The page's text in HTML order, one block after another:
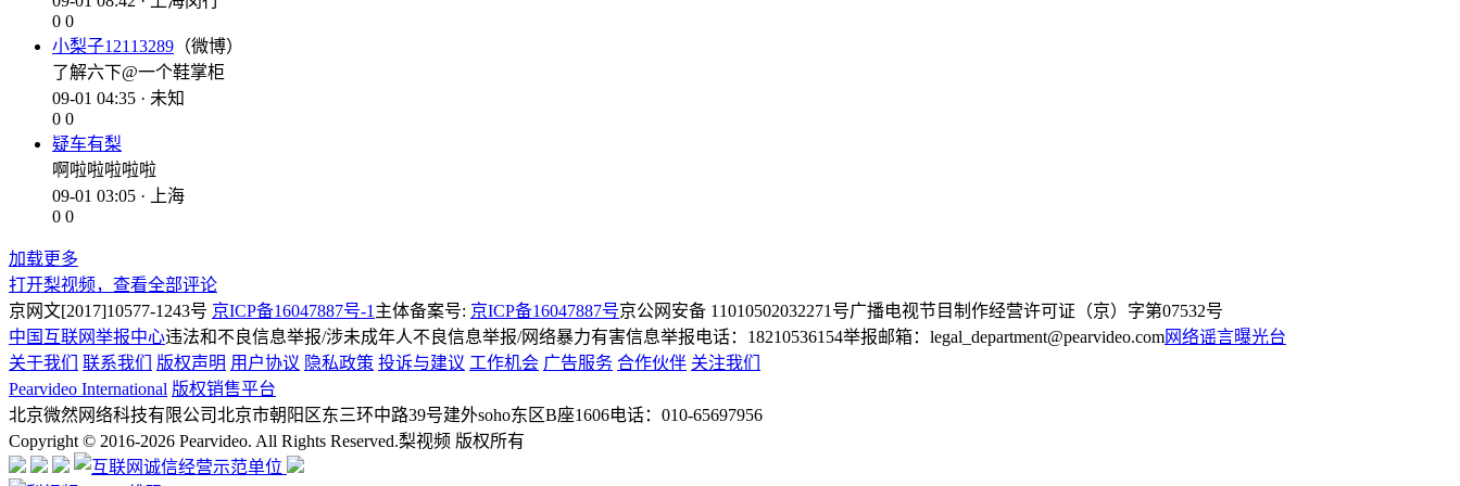
0 0
小梨子12113289 （微博）
了解六下@一个鞋掌柜
09-01 04:35 · 未知
0 0
疑车有梨
啊啦啦啦啦啦
09-01 03:05 · 上海
0 0
加载更多
打开梨视频，查看全部评论
京网文[2017]10577-1243号 京ICP备16047887号-1 主体备案号: 京ICP备16047887号京公网安备 11010502032271号广播电视节目制作经营许可证（京）字第07532号
中国互联网举报中心违法和不良信息举报/涉未成年人不良信息举报/网络暴力有害信息举报电话：18210536154举报邮箱：legal_department@pearvideo.com网络谣言曝光台
关于我们
联系我们 版权声明 用户协议 隐私政策 投诉与建议 工作机会 广告服务 合作伙伴 关注我们
Pearvideo International 版权销售平台
北京微然网络科技有限公司北京市朝阳区东三环中路39号建外soho东区B座1606电话：010-65697956
Copyright © 2016-2026 Pearvideo. All Rights Reserved.梨视频 版权所有